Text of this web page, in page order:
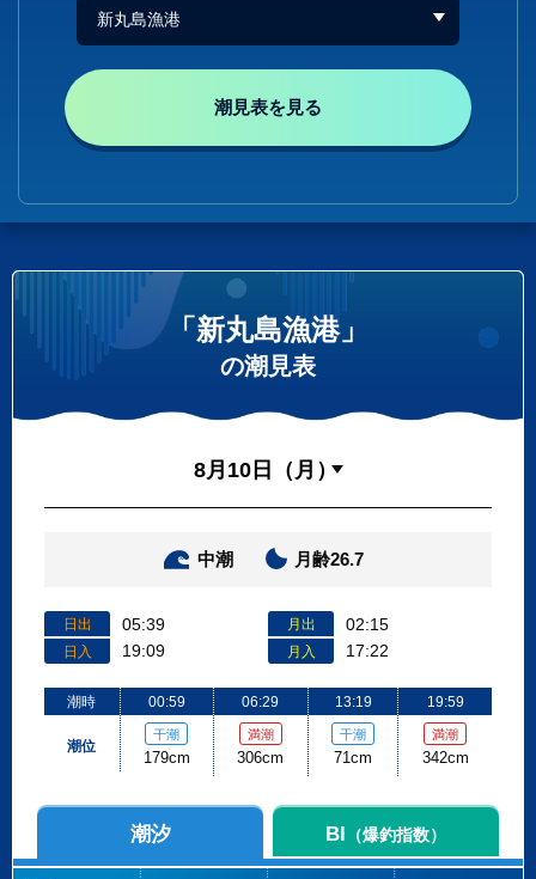
潮見表を見る
「新丸島漁港」
の潮見表
中潮 月齢26.7
日出 05:39
日入 19:09
月出 02:15
月入 17:22
潮時
潮位
00:59
干潮
179cm
06:29
満潮
306cm
13:19
干潮
71cm
19:59
満潮
342cm
潮汐 BI （爆釣指数）